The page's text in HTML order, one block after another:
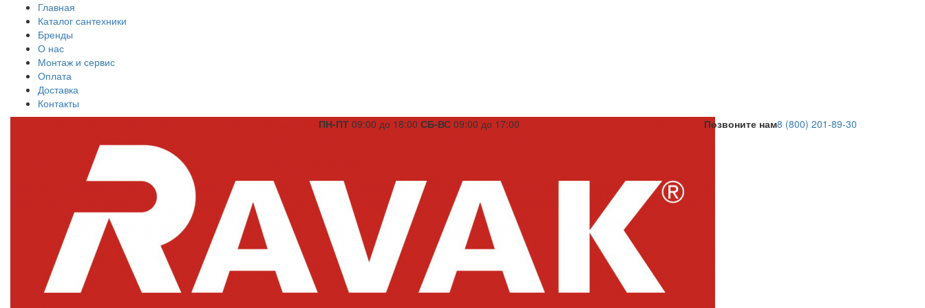
Главная
Каталог сантехники
Бренды
О нас
Монтаж и сервис
Оплата
Доставка
Контакты
ПН-ПТ 09:00 до 18:00 СБ-ВС 09:00 до 17:00 Позвоните нам8 (800) 201-89-30